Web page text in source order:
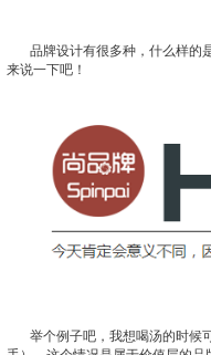
品牌设计有很多种，什么样的
来说一下吧！
举个例子吧，我想喝汤的时候